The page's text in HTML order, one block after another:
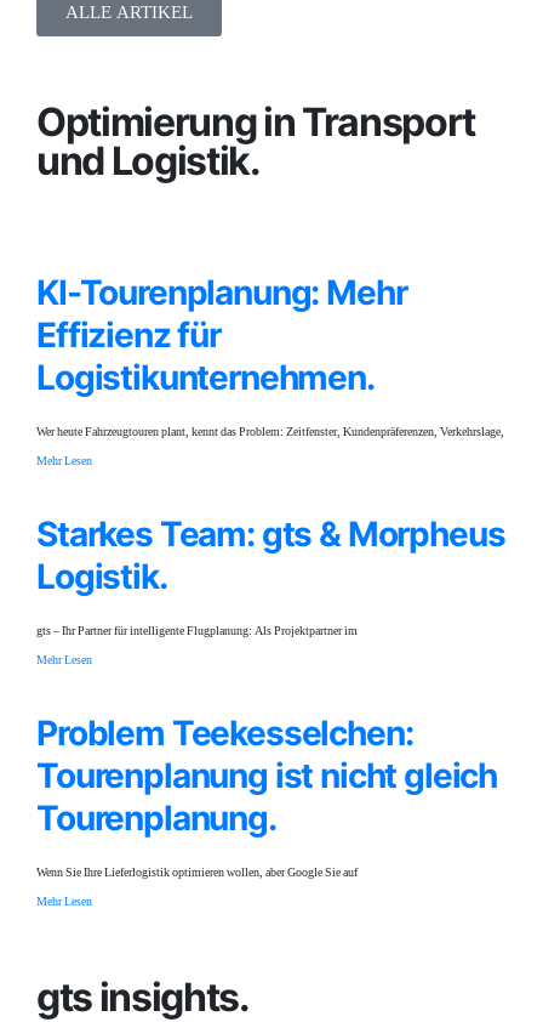
ALLE ARTIKEL
Optimierung in Transport
und Logistik.
KI-Tourenplanung: Mehr
Effizienz für
Logistikunternehmen.
Wer heute Fahrzeugtouren plant, kennt das Problem: Zeitfenster, Kundenpräferenzen, Verkehrslage,
Mehr Lesen
Starkes Team: gts & Morpheus
Logistik.
gts – Ihr Partner für intelligente Flugplanung: Als Projektpartner im
Mehr Lesen
Problem Teekesselchen:
Tourenplanung ist nicht gleich
Tourenplanung.
Wenn Sie Ihre Lieferlogistik optimieren wollen, aber Google Sie auf
Mehr Lesen
gts insights.